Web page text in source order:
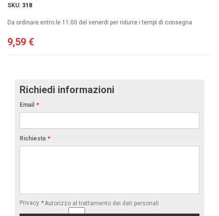
SKU: 318
Da ordinare entro le 11:00 del venerdi per ridurre i tempi di consegna
9,59 €
Richiedi informazioni
Email *
Richiesta *
Privacy * Autorizzo al trattamento dei dati personali